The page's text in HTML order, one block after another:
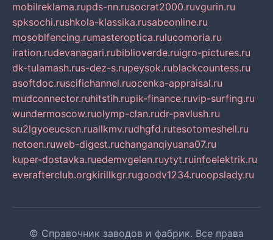
mobilreklama.rupds-nn.rusocrat2000.ruvgurin.ru
spksochi.rushkola-klassika.rusabeonline.ru
mosoblfencing.rumasteroptica.rulucomoria.ru
iration.rudevanagari.rubiblioverde.ruigro-pictures.ru
dk-tulamash.rus-dez-s.rupeysok.rublackcountess.ru
asoftdoc.ruscifichannel.ruocenka-appraisal.ru
mudconnector.ruhitstih.rupik-finance.ruvip-surfing.ru
wundermoscow.ruolymp-clan.rudr-pavlush.ru
su2lgyoeucscn.ruallkmv.rudhgfd.rutesotomeshell.ru
netoen.ruweb-digest.ruchanganqiyuana07.ru
kuper-dostavka.ruedemvgelen.ruytyt.ruinfoelektrik.ru
everafterclub.orgkirillkgr.rugoodv1234.ruoopslady.ru
© Справочник заводов и фабрик. Все права